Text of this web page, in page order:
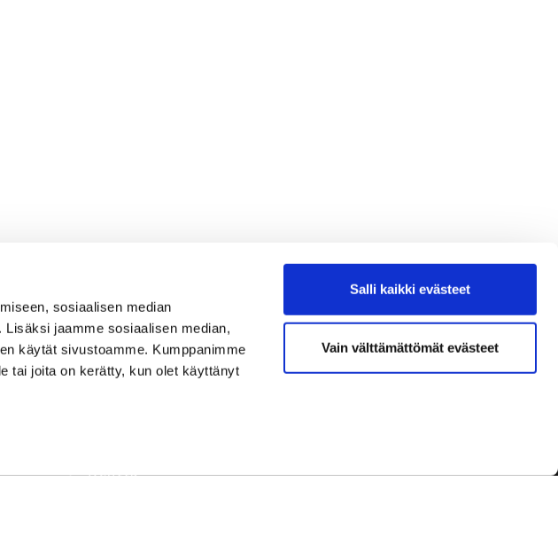
sosiaalisen median
jaamme sosiaalisen median,
käytät sivustoamme. Kumppanimme
tai joita on kerätty, kun olet käyttänyt
Salli kaikki evästeet
Vain välttämättömät evästeet
Kenttä